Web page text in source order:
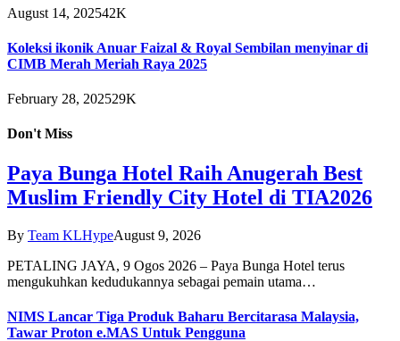
August 14, 202542K
Koleksi ikonik Anuar Faizal & Royal Sembilan menyinar di
CIMB Merah Meriah Raya 2025
February 28, 202529K
Don't Miss
Paya Bunga Hotel Raih Anugerah Best
Muslim Friendly City Hotel di TIA2026
By Team KLHypeAugust 9, 2026
PETALING JAYA, 9 Ogos 2026 – Paya Bunga Hotel terus
mengukuhkan kedudukannya sebagai pemain utama…
NIMS Lancar Tiga Produk Baharu Bercitarasa Malaysia,
Tawar Proton e.MAS Untuk Pengguna